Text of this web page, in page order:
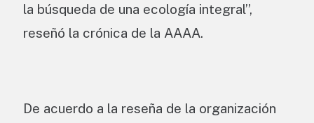
la búsqueda de una ecología integral”,
reseñó la crónica de la AAAA.
De acuerdo a la reseña de la organización